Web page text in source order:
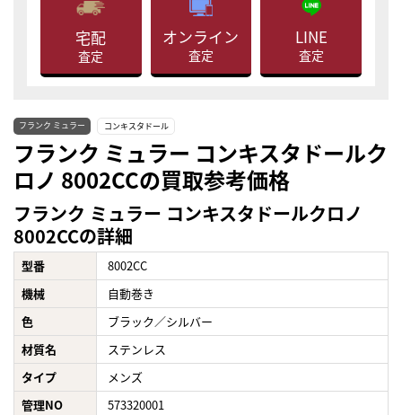
宅配
査定
オンライン
査定
LINE
査定
フランク ミュラー コンキスタドール
フランク ミュラー コンキスタドールク
ロノ 8002CCの買取参考価格
フランク ミュラー コンキスタドールクロノ
8002CCの詳細
型番
8002CC
機械
自動巻き
色
ブラック／シルバー
材質名
ステンレス
タイプ
メンズ
管理NO
573320001